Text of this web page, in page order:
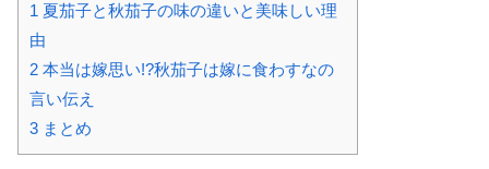
1 夏茄子と秋茄子の味の違いと美味しい理
由
2 本当は嫁思い!?秋茄子は嫁に食わすなの
言い伝え
3 まとめ